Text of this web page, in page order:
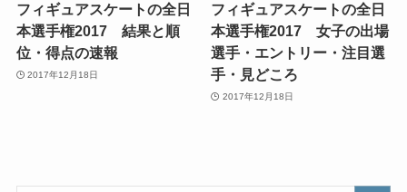
フィギュアスケートの全日
本選手権2017 結果と順
位・得点の速報
2017年12月18日
フィギュアスケートの全日
本選手権2017 女子の出場
選手・エントリー・注目選
手・見どころ
2017年12月18日